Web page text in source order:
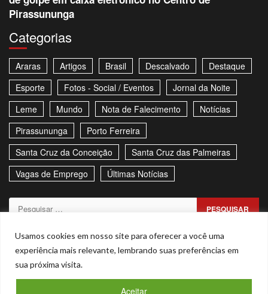
Usamos cookies em nosso site para oferecer a você uma
experiência mais relevante, lembrando suas preferências em
sua próxima visita.
Aceitar
Pirassununga
Categorias
Araras Artigos Brasil Descalvado
Destaque
Esporte
Fotos - Social / Eventos
Jornal da Noite
Leme
Mundo Nota de Falecimento
Notícias
Pirassununga
Porto Ferreira
Santa Cruz da Conceição
Santa Cruz das Palmeiras
Vagas de Emprego
Últimas Notícias
Pesquisar
Sitemap Política de Privacidade Contato
Stories
Facebook
Youtube